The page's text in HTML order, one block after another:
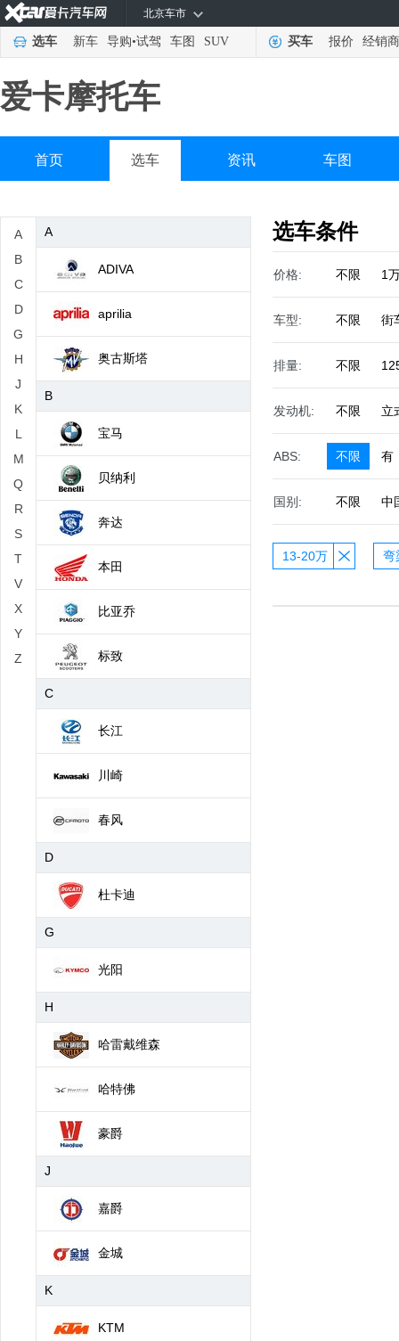
北京车市
选车 新车 导购•试驾 车图 SUV 买车 报价 经销商
爱卡摩托车
首页 选车 资讯 车图
A
B
C
D
G
H
J
K
L
M
Q
R
S
T
V
X
Y
Z
A
ADIVA
aprilia
奥古斯塔
B
宝马
贝纳利
奔达
本田
比亚乔
标致
C
长江
川崎
春风
D
杜卡迪
G
光阳
H
哈雷戴维森
哈特佛
豪爵
J
嘉爵
金城
K
KTM
选车条件
价格: 不限 1
车型: 不限 街
排量: 不限
发动机: 不限 立
ABS: 不限 有
国别: 不限 中
13-20万 弯